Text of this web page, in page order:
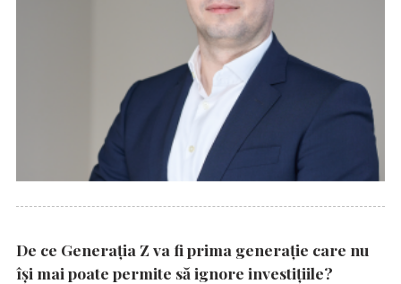
De ce Generația Z va fi prima generație care nu
își mai poate permite să ignore investițiile?